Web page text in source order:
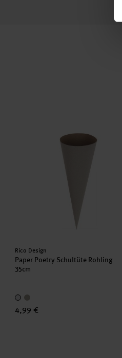
Hersteller:
Rico Design
Paper Poetry Schultüte Rohling
35cm
4,99 €